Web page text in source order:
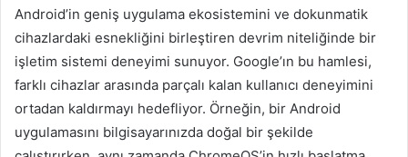
Android’in geniş uygulama ekosistemini ve dokunmatik
cihazlardaki esnekliğini birleştiren devrim niteliğinde bir
işletim sistemi deneyimi sunuyor. Google’ın bu hamlesi,
farklı cihazlar arasında parçalı kalan kullanıcı deneyimini
ortadan kaldırmayı hedefliyor. Örneğin, bir Android
uygulamasını bilgisayarınızda doğal bir şekilde